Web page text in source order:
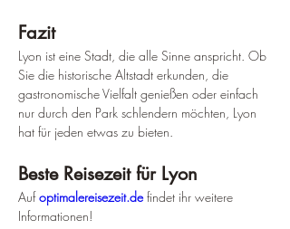
Fazit
Lyon ist eine Stadt, die alle Sinne anspricht. Ob
Sie die historische Altstadt erkunden, die
gastronomische Vielfalt genießen oder einfach
nur durch den Park schlendern möchten, Lyon
hat für jeden etwas zu bieten.
Beste Reisezeit für Lyon
Auf optimalereisezeit.de findet ihr weitere
Informationen!